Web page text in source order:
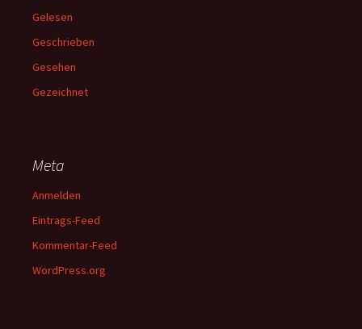
Gelesen
Geschrieben
Gesehen
Gezeichnet
Meta
Anmelden
Eintrags-Feed
Kommentar-Feed
WordPress.org